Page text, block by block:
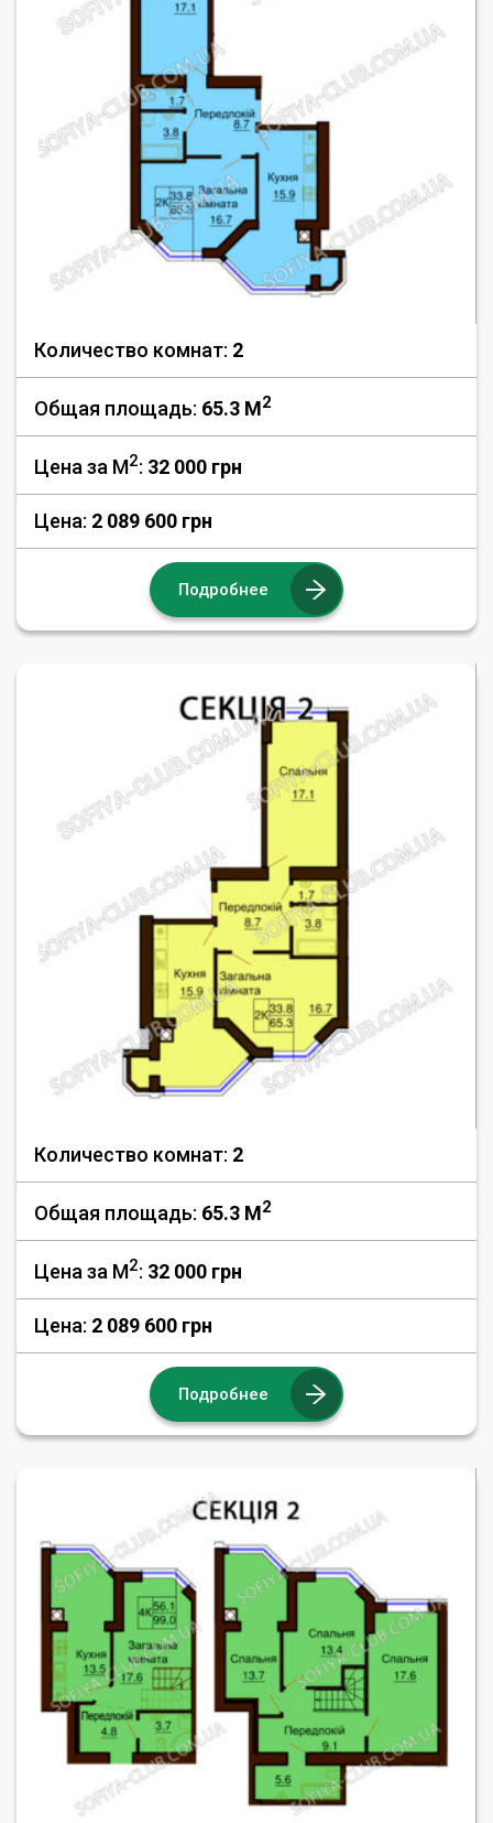
Количество комнат: 2
Общая площадь: 65.3 M2
Цена за М2: 32 000 грн
Цена: 2 089 600 грн
Подробнее
Количество комнат: 2
Общая площадь: 65.3 M2
Цена за М2: 32 000 грн
Цена: 2 089 600 грн
Подробнее